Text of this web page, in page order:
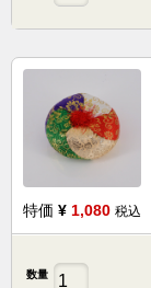
特価 ¥ 1,080 税込
数量